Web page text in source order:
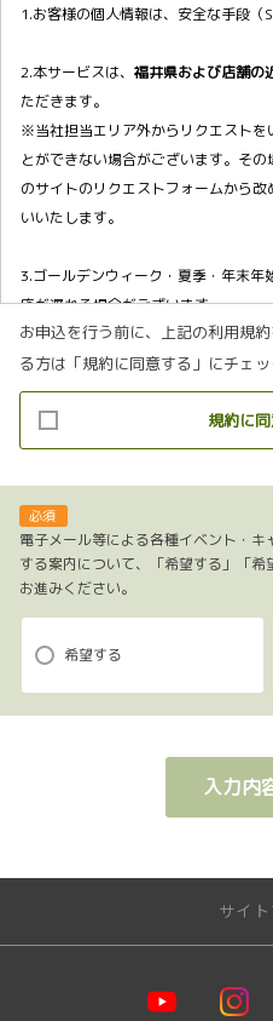
1.お客様の個人情報は、安全な手段（
2.本サービスは、 福井県および店舗の
ただきます。
※当社担当エリア外からリクエストを
とができない場合がございます。そ
のサイトのリクエストフォームから
いいたします。
3.ゴールデンウィーク・夏季・年末
応が遅れる場合がございます。
4.本規約は事前の告知なく変更するこ
ジにてご確認いただくものとします。
【個人情報の取り扱いについて】
切に取り扱うものとします。
2.当社が取得したお客様の個人情報
だいた氏名、住所、電話番号、メール
当ウェブサイトの閲覧情報）は、以
(1)お申し込み頂いたリクエストに対
(2)本リクエストに関するお問い合わ
イベント・キャンペーン等について
(4)当社が取り扱う商品・サービスに
はお客様満足度向上策を検討するた
(5)お客様からの商品・サービス等に
お申込を行う前に、上記の利用規
る方は「規約に同意する」にチェッ
規約に
必須
電子メール等による各種イベント・
する案内について、「希望する」「
お進みください。
希望する
入力内
サイ